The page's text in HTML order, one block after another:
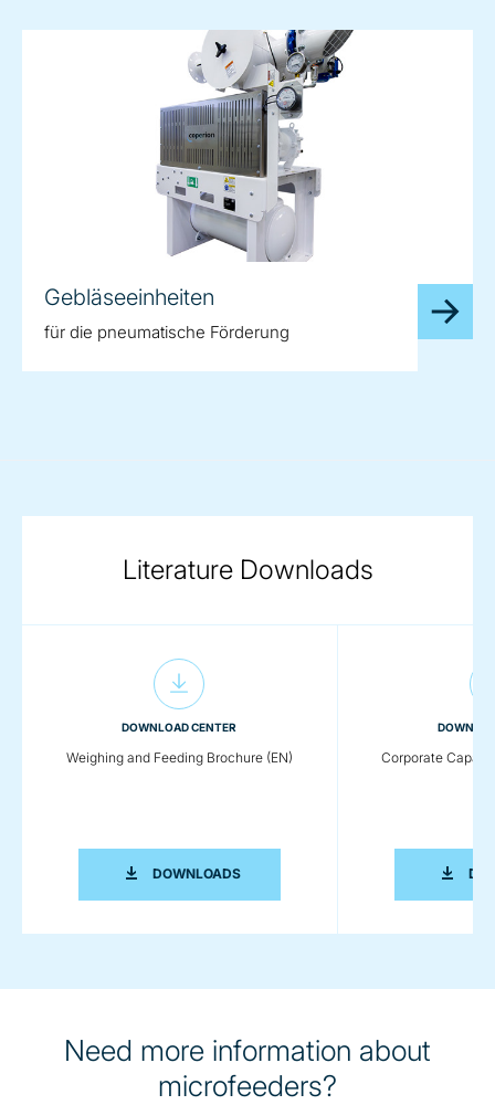
Gebläseeinheiten
für die pneumatische Förderung
Literature Downloads
DOWNLOAD CENTER
Weighing and Feeding Brochure (EN)
DOWNLOADSWEIGHING AND FEEDING BROCHURE
Corporate
Need more information about
microfeeders?